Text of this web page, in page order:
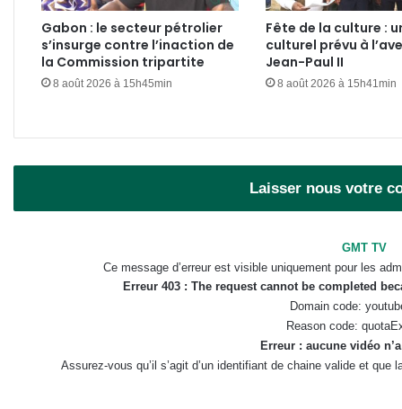
Gabon : le secteur pétrolier
s’insurge contre l’inaction de
la Commission tripartite
8 août 2026 à 15h45min
Fête de la culture :
culturel prévu à
Jean-Paul II
8 août 2026 à 15h41min
Laisser nous votre
GMT TV
Ce message d’erreur est visible uniquement pour les
Erreur 403 : The request cannot be completed
Domain code:
Reason code:
Erreur : aucune vidéo
Assurez-vous qu’il s’agit d’un identifiant de chaine valide et